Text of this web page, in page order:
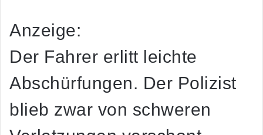
Anzeige:
Der Fahrer erlitt leichte
Abschürfungen. Der Polizist
blieb zwar von schweren